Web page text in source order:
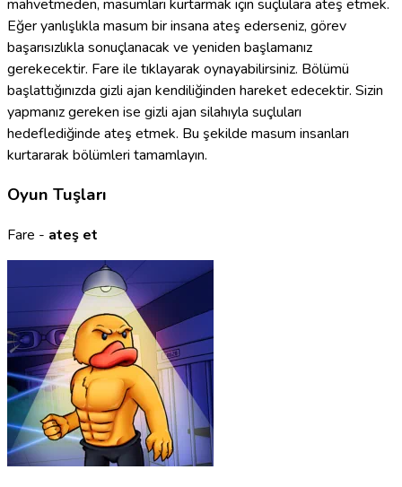
mahvetmeden, masumları kurtarmak için suçlulara ateş etmek.
Eğer yanlışlıkla masum bir insana ateş ederseniz, görev
başarısızlıkla sonuçlanacak ve yeniden başlamanız
gerekecektir. Fare ile tıklayarak oynayabilirsiniz. Bölümü
başlattığınızda gizli ajan kendiliğinden hareket edecektir. Sizin
yapmanız gereken ise gizli ajan silahıyla suçluları
hedeflediğinde ateş etmek. Bu şekilde masum insanları
kurtararak bölümleri tamamlayın.
Oyun Tuşları
Fare - ateş et